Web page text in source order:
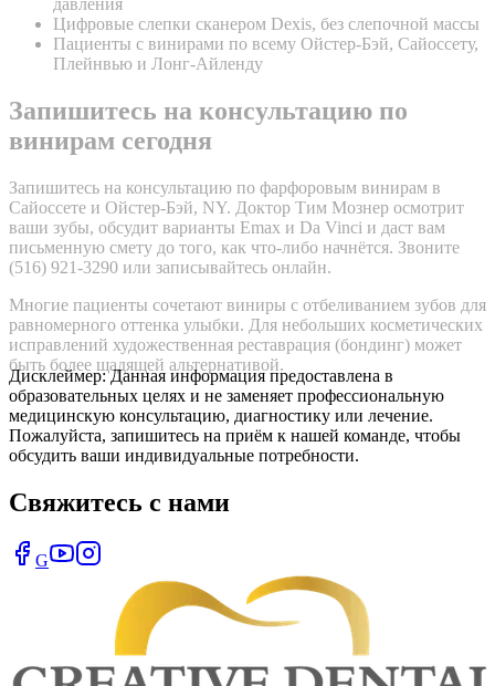
давления
Цифровые слепки сканером Dexis, без слепочной массы
Пациенты с винирами по всему Ойстер-Бэй, Сайоссету,
Плейнвью и Лонг-Айленду
Запишитесь на консультацию по
винирам сегодня
Запишитесь на консультацию по фарфоровым винирам в
Сайоссете и Ойстер-Бэй, NY. Доктор Тим Мознер осмотрит
ваши зубы, обсудит варианты Emax и Da Vinci и даст вам
письменную смету до того, как что-либо начнётся. Звоните
(516) 921-3290 или записывайтесь онлайн.
Многие пациенты сочетают виниры с отбеливанием зубов для
равномерного оттенка улыбки. Для небольших косметических
исправлений художественная реставрация (бондинг) может
быть более щадящей альтернативой.
Дисклеймер: Данная информация предоставлена в
образовательных целях и не заменяет профессиональную
медицинскую консультацию, диагностику или лечение.
Пожалуйста, запишитесь на приём к нашей команде, чтобы
обсудить ваши индивидуальные потребности.
Свяжитесь с нами
G